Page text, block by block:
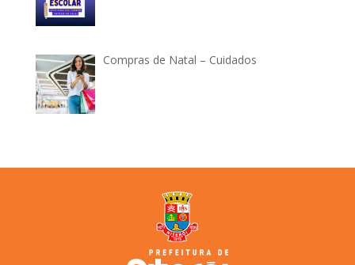
Compras de Natal – Cuidados